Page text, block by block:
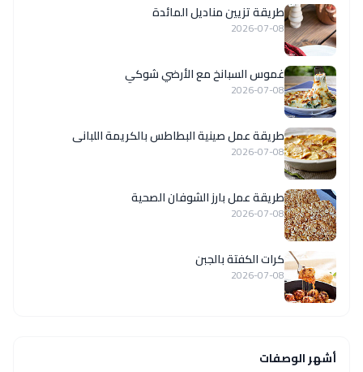
طريقة تزيين مناديل المائدة
2026-07-08
غموس السبانخ مع الأرضي شوكي
2026-07-08
طريقة عمل صينية البطاطس بالكريمة اللبانى
2026-07-08
طريقة عمل بارز الشوفان الصحية
2026-07-08
كرات الكفتة بالجبن
2026-07-08
أشهر الوصفات